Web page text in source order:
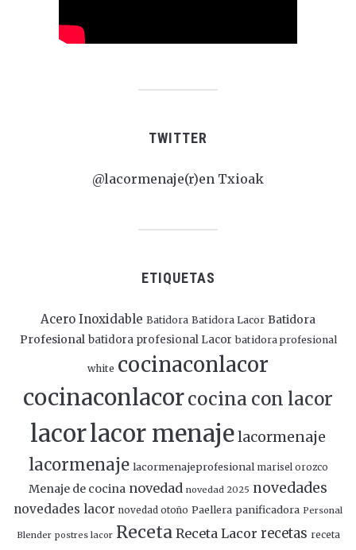
TWITTER
@lacormenaje(r)en Txioak
ETIQUETAS
Acero Inoxidable Batidora Batidora Lacor Batidora
Profesional batidora profesional Lacor batidora profesional
white cocinaconlacor
cocinaconlacorcocina con lacor
lacorlacor menajelacormenaje
lacormenaje lacormenajeprofesional marisel orozco
Menaje de cocina novedad novedad 2025 novedades
novedades lacor novedad otoño Paellera panificadora Personal
Blender postres lacor Receta Receta Lacor recetas receta